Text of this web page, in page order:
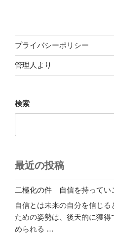
ン
プライバシーポリシー
管理人より
検索
最近の投稿
二極化の件 自信を持ってい
自信とは未来の自分を信じ
ための姿勢は、後天的に獲
められる …